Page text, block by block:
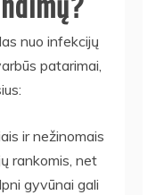
nuo infekcijų
patarimai,
ir nežinomais
rankomis, net
gyvūnai gali